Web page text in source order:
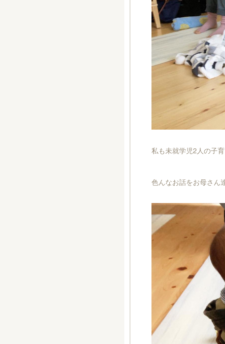
私も未就学児2人の子
色んなお話をお母さん